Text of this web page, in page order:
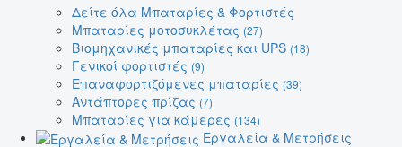
Δείτε όλα Μπαταρίες & Φορτιστές
Μπαταρίες μοτοσυκλέτας (27)
Βιομηχανικές μπαταρίες και UPS (18)
Γενικοί φορτιστές (9)
Επαναφορτιζόμενες μπαταρίες (39)
Αντάπτορες πρίζας (7)
Μπαταρίες για κάμερες (134)
Εργαλεία & Μετρήσεις